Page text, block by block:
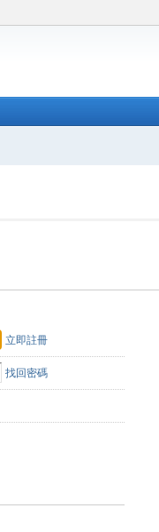
立即註冊
找回密碼